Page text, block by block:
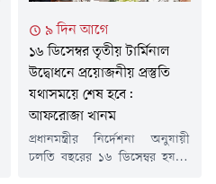
কথা বলেন।রিজভী বলেন,
'রাজনীতিতে পারস্পরিক আলাপ-
আলোচনা ও বিতর্ক...
৯ দিন আগে
১৬ ডিসেম্বর তৃতীয় টার্মিনাল
উদ্বোধনে প্রয়োজনীয় প্রস্তুতি
যথাসময়ে শেষ হবে:
আফরোজা খানম
প্রধানমন্ত্রীর নির্দেশনা অনুযায়ী
চলতি বছরের ১৬ ডিসেম্বর হযরত